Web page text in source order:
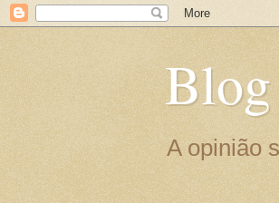
A opinião